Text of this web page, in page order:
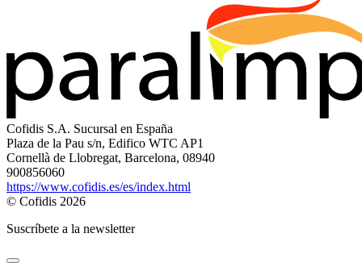
Cofidis S.A. Sucursal en España
Plaza de la Pau s/n, Edifico WTC AP1
Cornellà de Llobregat, Barcelona, 08940
900856060
https://www.cofidis.es/es/index.html
© Cofidis 2026
Suscríbete a la newsletter